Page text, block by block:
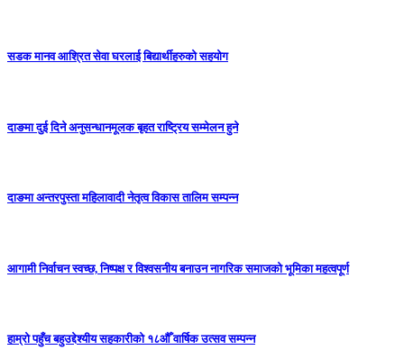
सडक मानव आश्रित सेवा घरलाई बिद्यार्थीहरुको सहयोग
दाङमा दुई दिने अनुसन्धानमूलक बृहत राष्ट्रिय सम्मेलन हुने
दाङमा अन्तरपुस्ता महिलावादी नेतृत्व विकास तालिम सम्पन्न
आगामी निर्वाचन स्वच्छ, निष्पक्ष र विश्वसनीय बनाउन नागरिक समाजको भूमिका महत्वपूर्ण
हाम्रो पहुँच बहुउद्देश्यीय सहकारीको १८औँ वार्षिक उत्सव सम्पन्न